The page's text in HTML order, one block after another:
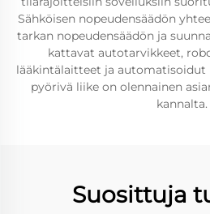
Sähköisen nopeudensäädön
tarkan nopeudensäädön ja
kattavat autotarvikkeet,
lääkintälaitteet ja automatisoidut
pyörivä liike on olennainen
kannalta.
Suosittuja